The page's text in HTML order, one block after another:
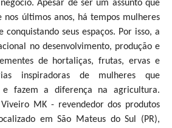
Apesar de ser um assunto que
nos últimos anos, há tempos mulheres
seus espaços. Por isso, a
no desenvolvimento, produção e
de hortaliças, frutas, ervas e
inspiradoras de mulheres que
e fazem a diferença na agricultura.
MK - revendedor dos produtos
em São Mateus do Sul (PR),